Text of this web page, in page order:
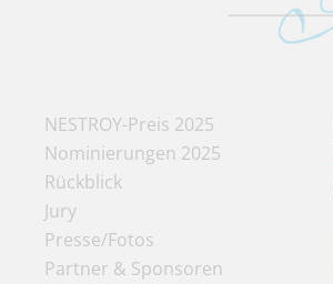
NESTROY-Preis 2025
Nominierungen 2025
Rückblick
Jury
Presse/Fotos
Partner & Sponsoren